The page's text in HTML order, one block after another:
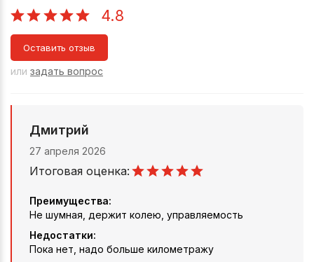
4.8
Оставить отзыв
или задать вопрос
Дмитрий
27 апреля 2026
Итоговая оценка:
Преимущества:
Не шумная, держит колею, управляемость
Недостатки:
Пока нет, надо больше километражу